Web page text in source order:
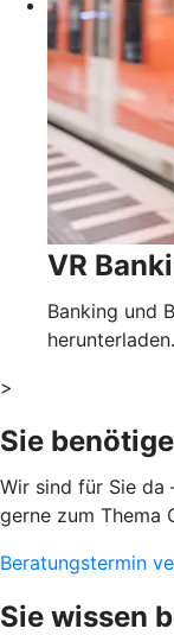
VR
Banking und
herunterladen.
>
Sie
Wir sind für Sie da
gerne zum Thema
Beratungstermin
Sie wissen